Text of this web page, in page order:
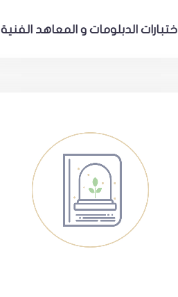
اختبارات الدبلومات و المعاهد الفنية